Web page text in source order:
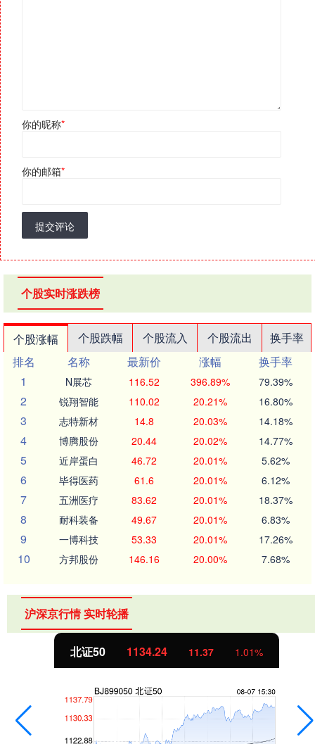
你的昵称*
你的邮箱*
提交评论
个股实时涨跌榜
个股涨幅 个股跌幅 个股流入 个股流出
换手率
排名
名称 最新价 涨幅
换手率
1
N展芯 116.52 396.89% 79.39%
2 锐翔智能 110.02 20.21% 16.80%
3 志特新材 14.8 20.03% 14.18%
4 博腾股份 20.44 20.02% 14.77%
5 近岸蛋白 46.72 20.01% 5.62%
6 毕得医药 61.6 20.01% 6.12%
7 五洲医疗 83.62 20.01% 18.37%
8 耐科装备 49.67 20.01% 6.83%
9 一博科技 53.33 20.01% 17.26%
10 方邦股份 146.16 20.00% 7.68%
沪深京行情 实时轮播
北证50 1134.24 11.37 1.01%